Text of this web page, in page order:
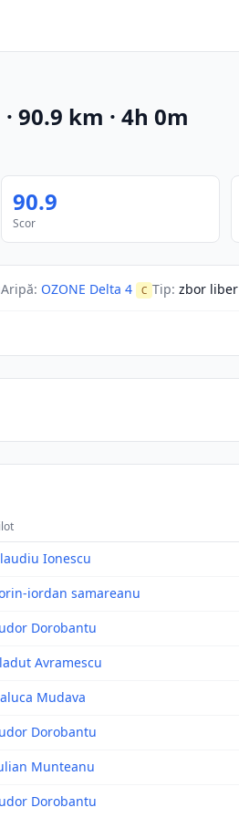
· 90.9 km · 4h 0m
90.9
Scor
Aripă: OZONE Delta 4 C Tip: zbor liber
Ionescu
iordan samareanu
Dorobantu
Avramescu
Mudava
Dorobantu
Munteanu
Dorobantu